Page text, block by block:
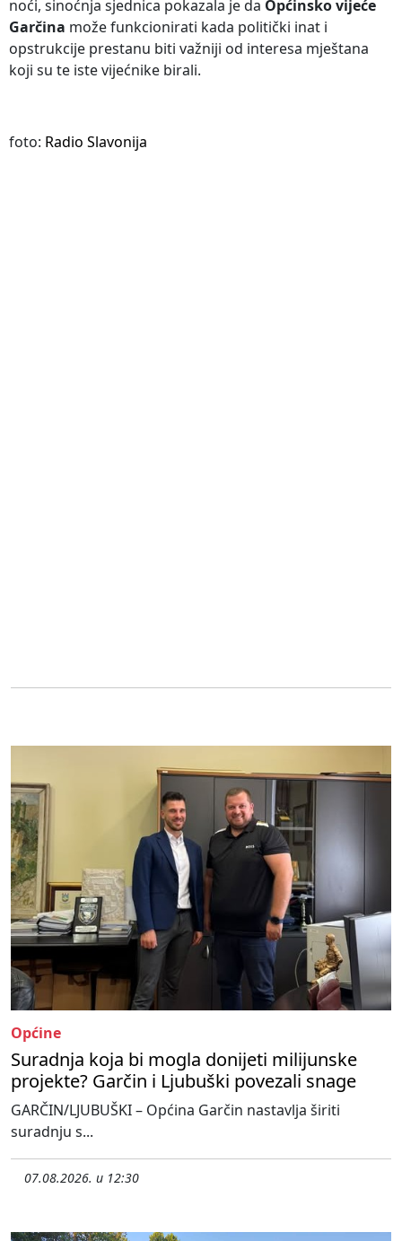
noći, sinoćnja sjednica pokazala je da Općinsko vijeće
Garčina može funkcionirati kada politički inat i
opstrukcije prestanu biti važniji od interesa mještana
koji su te iste vijećnike birali.
foto: Radio Slavonija
Općine
Suradnja koja bi mogla donijeti milijunske
projekte? Garčin i Ljubuški povezali snage
GARČIN/LJUBUŠKI – Općina Garčin nastavlja širiti
suradnju s...
07.08.2026. u 12:30